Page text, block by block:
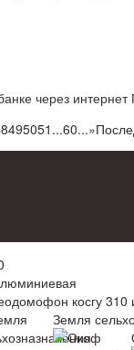
через
495051 ...60...»
косгу 310
Земля